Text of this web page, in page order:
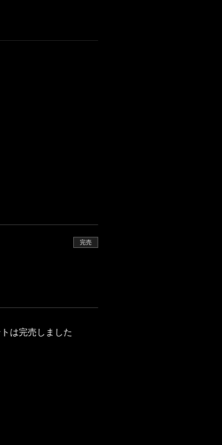
完売
は完売しました